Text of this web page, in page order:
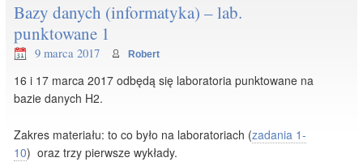
Bazy danych (informatyka) – lab.
punktowane 1
9 marca 2017 Robert
16 i 17 marca 2017 odbędą się laboratoria punktowane na
bazie danych H2.
Zakres materiału: to co było na laboratoriach (zadania 1-
10) oraz trzy pierwsze wykłady.